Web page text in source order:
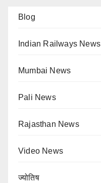
Blog
Indian Railways News
Mumbai News
Pali News
Rajasthan News
Video News
ज्योतिष